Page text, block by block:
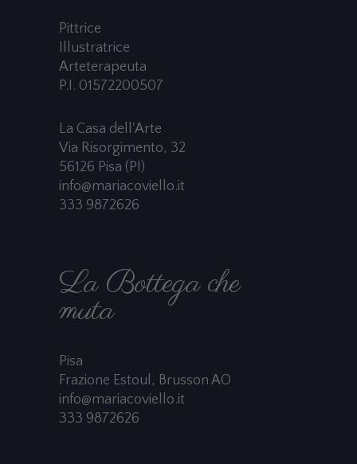
Pittrice
Illustratrice
Arteterapeuta
P.I. 01572200507
La Casa dell'Arte
Via Risorgimento, 32
56126 Pisa (PI)
info@mariacoviello.it
333 9872626
La Bottega che
muta
Pisa
Frazione Estoul, Brusson AO
info@mariacoviello.it
333 9872626